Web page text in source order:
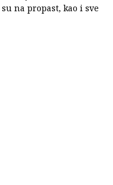
na propast, kao i sve